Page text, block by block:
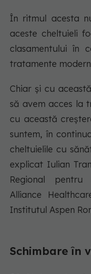
În ritmul acesta
aceste cheltuieli
clasamentului în
tratamente
Chiar și cu
să avem acces la
cu această
suntem, în
cheltuielile cu
explicat Iulian
Regional pentru
Alliance
Institutul Aspen
Schimbare în